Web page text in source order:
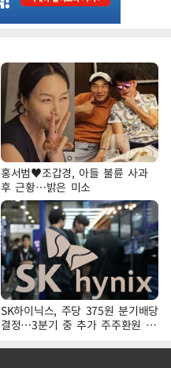
홍서범♥조갑경, 아들 불륜 사과
후 근황…밝은 미소
SK하이닉스, 주당 375원 분기배당
결정…3분기 중 추가 주주환원 발
표